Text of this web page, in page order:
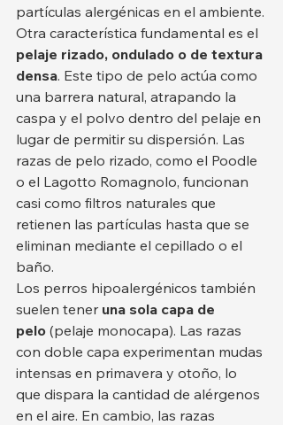
partículas alergénicas en el ambiente.
Otra característica fundamental es el
pelaje rizado, ondulado o de textura
densa. Este tipo de pelo actúa como
una barrera natural, atrapando la
caspa y el polvo dentro del pelaje en
lugar de permitir su dispersión. Las
razas de pelo rizado, como el Poodle
o el Lagotto Romagnolo, funcionan
casi como filtros naturales que
retienen las partículas hasta que se
eliminan mediante el cepillado o el
baño.
Los perros hipoalergénicos también
suelen tener una sola capa de
pelo (pelaje monocapa). Las razas
con doble capa experimentan mudas
intensas en primavera y otoño, lo
que dispara la cantidad de alérgenos
en el aire. En cambio, las razas